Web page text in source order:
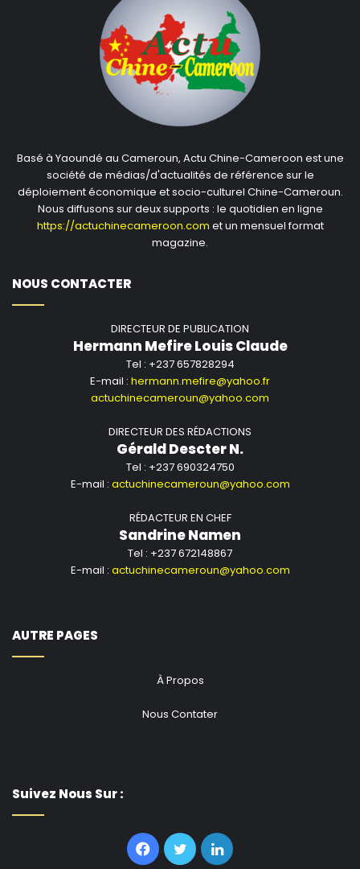
Basé à Yaoundé au Cameroun, Actu Chine-Cameroon est une
société de médias/d'actualités de référence sur le
déploiement économique et socio-culturel Chine-Cameroun.
Nous diffusons sur deux supports : le quotidien en ligne
https://actuchinecameroon.com et un mensuel format
magazine.
NOUS CONTACTER
DIRECTEUR DE PUBLICATION
Hermann Mefire Louis Claude
Tel : +237 657828294
E-mail : hermann.mefire@yahoo.fr
actuchinecameroun@yahoo.com
DIRECTEUR DES RÉDACTIONS
Gérald Descter N.
Tel : +237 690324750
E-mail : actuchinecameroun@yahoo.com
RÉDACTEUR EN CHEF
Sandrine Namen
Tel : +237 672148867
E-mail : actuchinecameroun@yahoo.com
AUTRE PAGES
À Propos
Nous Contater
Suivez Nous Sur :
Facebook
TwitterLinkedin